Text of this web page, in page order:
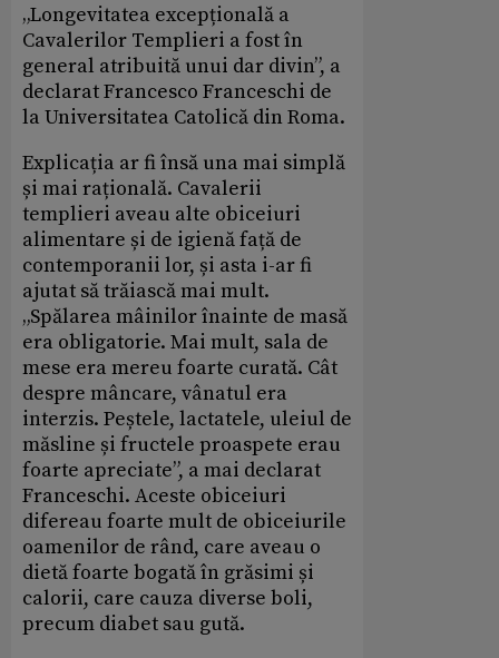
„Longevitatea excepțională a
Cavalerilor Templieri a fost în
general atribuită unui dar divin”, a
declarat Francesco Franceschi de
la Universitatea Catolică din Roma.
Explicația ar fi însă una mai simplă
și mai rațională. Cavalerii
templieri aveau alte obiceiuri
alimentare și de igienă față de
contemporanii lor, și asta i-ar fi
ajutat să trăiască mai mult.
„Spălarea mâinilor înainte de masă
era obligatorie. Mai mult, sala de
mese era mereu foarte curată. Cât
despre mâncare, vânatul era
interzis. Peștele, lactatele, uleiul de
măsline și fructele proaspete erau
foarte apreciate”, a mai declarat
Franceschi. Aceste obiceiuri
difereau foarte mult de obiceiurile
oamenilor de rând, care aveau o
dietă foarte bogată în grăsimi și
calorii, care cauza diverse boli,
precum diabet sau gută.